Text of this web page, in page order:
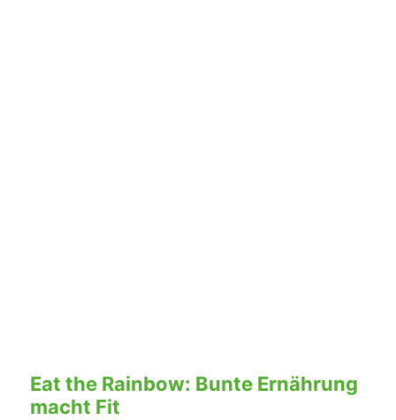
Eat the Rainbow: Bunte Ernährung
macht Fit